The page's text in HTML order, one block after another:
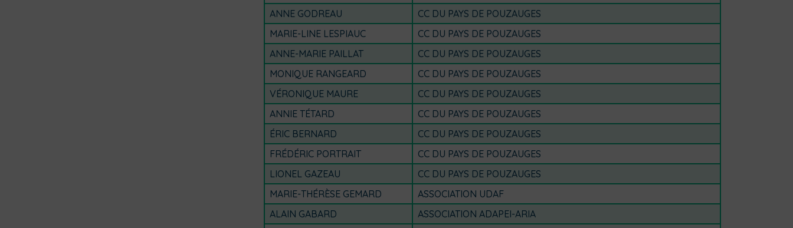
ANNE GODREAU
CC DU PAYS DE POUZAUGES
MARIE-LINE LESPIAUC
CC DU PAYS DE POUZAUGES
ANNE-MARIE PAILLAT
CC DU PAYS DE POUZAUGES
MONIQUE RANGEARD
CC DU PAYS DE POUZAUGES
VÉRONIQUE MAURE
CC DU PAYS DE POUZAUGES
ANNIE TÉTARD
CC DU PAYS DE POUZAUGES
ÉRIC BERNARD
CC DU PAYS DE POUZAUGES
FRÉDÉRIC PORTRAIT
CC DU PAYS DE POUZAUGES
LIONEL GAZEAU
CC DU PAYS DE POUZAUGES
MARIE-THÉRÈSE GEMARD
ASSOCIATION UDAF
ALAIN GABARD
ASSOCIATION ADAPEI-ARIA